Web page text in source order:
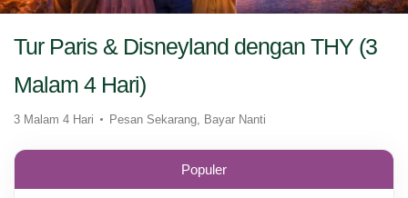
Tur Paris & Disneyland dengan THY (3
Malam 4 Hari)
3 Malam 4 Hari Pesan Sekarang, Bayar Nanti
Populer